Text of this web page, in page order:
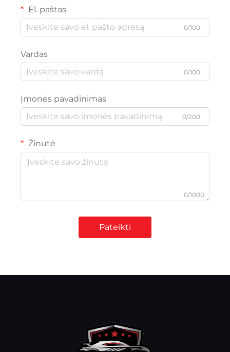
El. paštas
0/100
Vardas
0/100
Įmonės pavadinimas
0/200
Žinutė
0/1000
Pateikti